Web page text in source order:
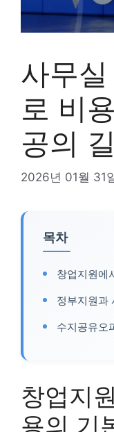
사무
로 비
공의
2026년 01월 31
목차
창업지원에
정부지원과
수지공유오
창업지
용의 기